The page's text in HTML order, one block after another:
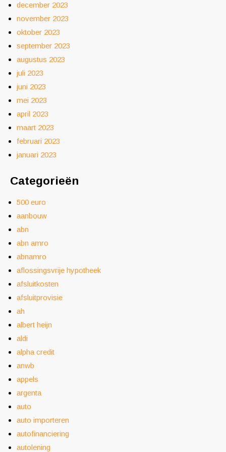
december 2023
november 2023
oktober 2023
september 2023
augustus 2023
juli 2023
juni 2023
mei 2023
april 2023
maart 2023
februari 2023
januari 2023
Categorieën
500 euro
aanbouw
abn
abn amro
abnamro
aflossingsvrije hypotheek
afsluitkosten
afsluitprovisie
ah
albert heijn
aldi
alpha credit
anwb
appels
argenta
auto
auto importeren
autofinanciering
autolening